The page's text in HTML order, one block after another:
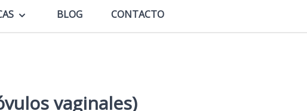
BLOG CONTACTO
vaginales)